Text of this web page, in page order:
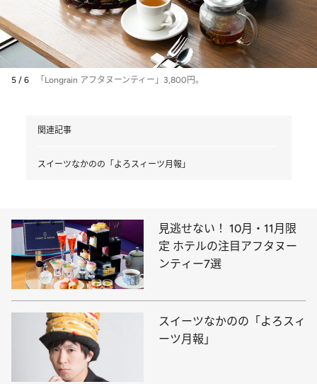
5 / 6 「Longrain アフタヌーンティー」3,800円。
関連記事
スイーツなかのの「よろスィーツ月報」
見逃せない！ 10月・11月限
定 ホテルの注目アフタヌー
ンティー7選
スイーツなかのの「よろスィ
ーツ月報」